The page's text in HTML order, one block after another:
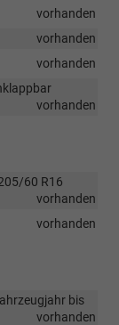
vorhanden
vorhanden
vorhanden
vorhanden
60 R16
vorhanden
vorhanden
bis
vorhanden